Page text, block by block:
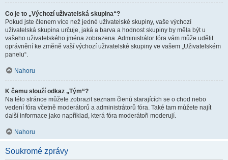
Co je to „Výchozí uživatelská skupina“?
Pokud jste členem více než jedné uživatelské skupiny, vaše výchozí
uživatelská skupina určuje, jaká a barva a hodnost skupiny by měla být u
vašeho uživatelského jména zobrazena. Administrátor fóra vám může udělit
oprávnění ke změně vaší výchozí uživatelské skupiny ve vašem „Uživatelském
panelu“.
Nahoru
K čemu slouží odkaz „Tým“?
Na této stránce můžete zobrazit seznam členů starajících se o chod nebo
vedení fóra včetně moderátorů a administrátorů fóra. Také tam můžete najít
další informace jako například, která fóra moderátoři moderují.
Nahoru
Soukromé zprávy